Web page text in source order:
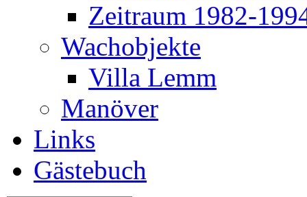
Zeitraum 1982-
Wachobjekte
Villa Lemm
Manöver
Links
Gästebuch